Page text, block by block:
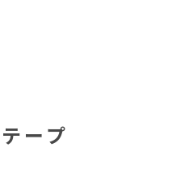
ープ